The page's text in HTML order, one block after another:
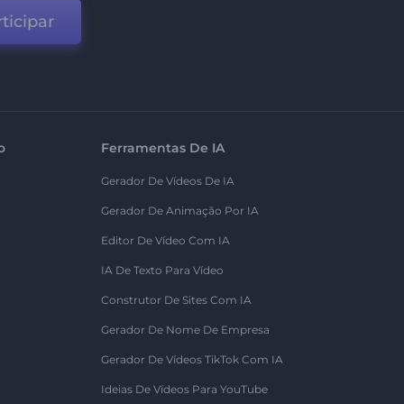
Ferramentas De IA
Gerador De Vídeos De IA
Gerador De Animação Por IA
Editor De Vídeo Com IA
IA De Texto Para Vídeo
Construtor De Sites Com IA
Gerador De Nome De Empresa
Gerador De Vídeos TikTok Com IA
Ideias De Vídeos Para YouTube